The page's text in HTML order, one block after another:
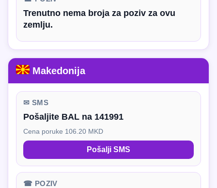
Trenutno nema broja za poziv za ovu
zemlju.
Makedonija
✉ SMS
Pošaljite BAL na 141991
Cena poruke 106.20 MKD
Pošalji SMS
☎ POZIV